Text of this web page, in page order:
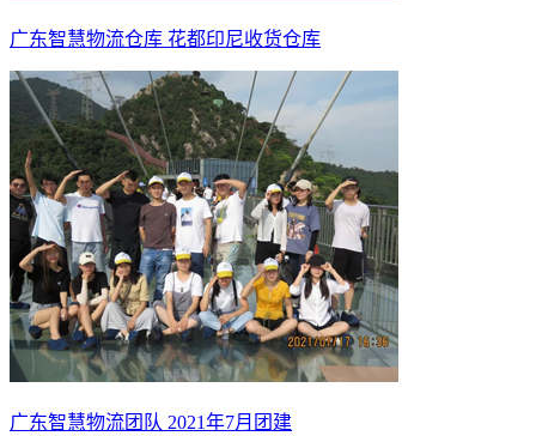
广东智慧物流仓库 花都印尼收货仓库
广东智慧物流团队 2021年7月团建